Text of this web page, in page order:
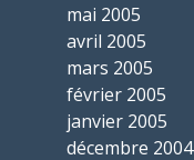
mai 2005
avril 2005
mars 2005
février 2005
janvier 2005
décembre 2004